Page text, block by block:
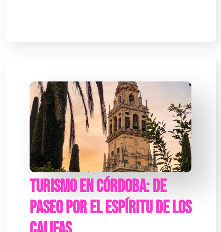
Turismo en Córdoba: de
paseo por el espíritu de Los